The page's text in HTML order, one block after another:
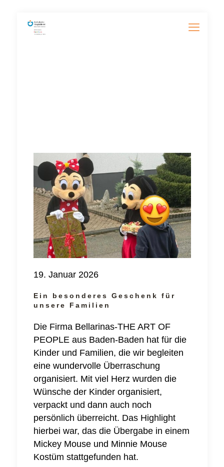
19. Januar 2026
Ein besonderes Geschenk für
unsere Familien
Die Firma Bellarinas-THE ART OF
PEOPLE aus Baden-Baden hat für die
Kinder und Familien, die wir begleiten
eine wundervolle Überraschung
organisiert. Mit viel Herz wurden die
Wünsche der Kinder organisiert,
verpackt und dann auch noch
persönlich überreicht. Das Highlight
hierbei war, das die Übergabe in einem
Mickey Mouse und Minnie Mouse
Kostüm stattgefunden hat.